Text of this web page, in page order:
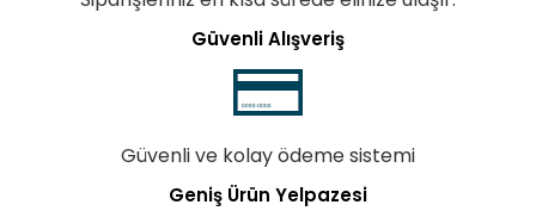
Güvenli Alışveriş
Güvenli ve kolay ödeme sistemi
Geniş Ürün Yelpazesi